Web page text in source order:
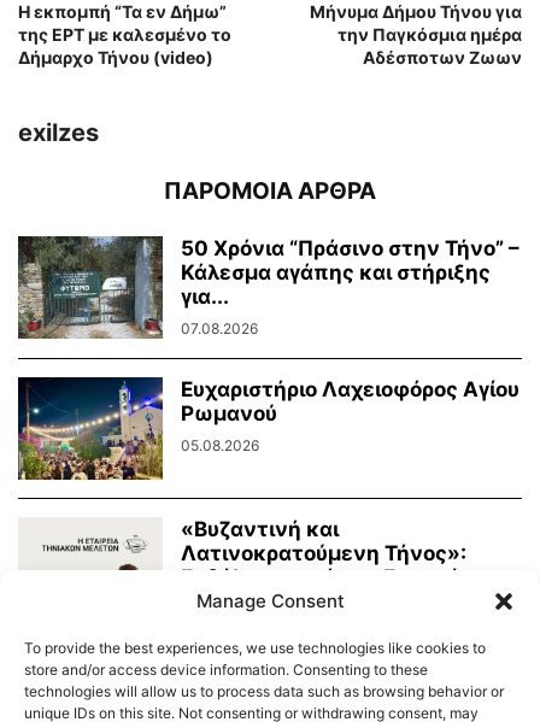
Η εκπομπή “Τα εν Δήμω”
της ΕΡΤ με καλεσμένο το
Δήμαρχο Τήνου (video)
Μήνυμα Δήμου Τήνου για
την Παγκόσμια ημέρα
Αδέσποτων Ζωων
exilzes
ΠΑΡΟΜΟΙΑ ΑΡΘΡΑ
50 Χρόνια “Πράσινο στην Τήνο” –
Κάλεσμα αγάπης και στήριξης
για...
07.08.2026
Ευχαριστήριο Λαχειοφόρος Αγίου
Ρωμανού
05.08.2026
«Βυζαντινή και
Λατινοκρατούμενη Τήνος»:
Εκδήλωση από την Εταιρεία
Τηνιακών Μελετών
Manage Consent
To provide the best experiences, we use technologies like cookies to
store and/or access device information. Consenting to these
technologies will allow us to process data such as browsing behavior or
unique IDs on this site. Not consenting or withdrawing consent, may